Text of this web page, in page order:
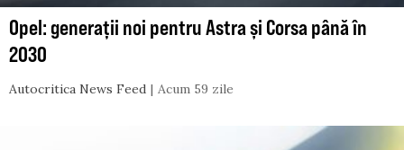
Opel: generații noi pentru Astra și Corsa până în
2030
Autocritica News Feed Acum 59 zile